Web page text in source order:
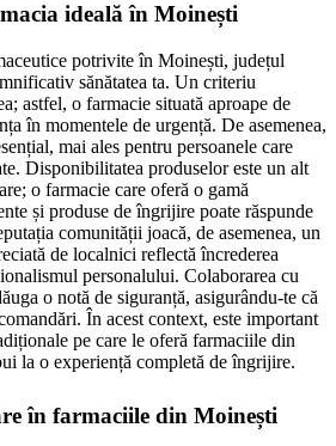
ideală în Moinești
potrivite în Moinești, județul
sănătatea ta. Un criteriu
astfel, o farmacie situată aproape de
în momentele de urgență. De asemenea,
mai ales pentru persoanele care
Disponibilitatea produselor este un alt
o farmacie care oferă o gamă
și produse de îngrijire poate răspunde
comunității joacă, de asemenea, un
de localnici reflectă încrederea
personalului. Colaborarea cu
o notă de siguranță, asigurându-te că
În acest context, este important
pe care le oferă farmaciile din
la o experiență completă de îngrijire.
în farmaciile din Moinești